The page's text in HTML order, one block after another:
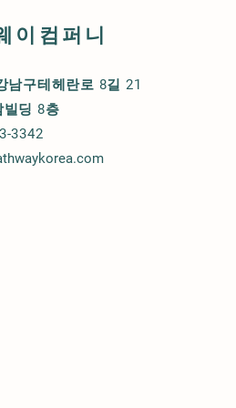
이컴퍼니
남구테헤란로 8길 21
빌딩 8층
3342